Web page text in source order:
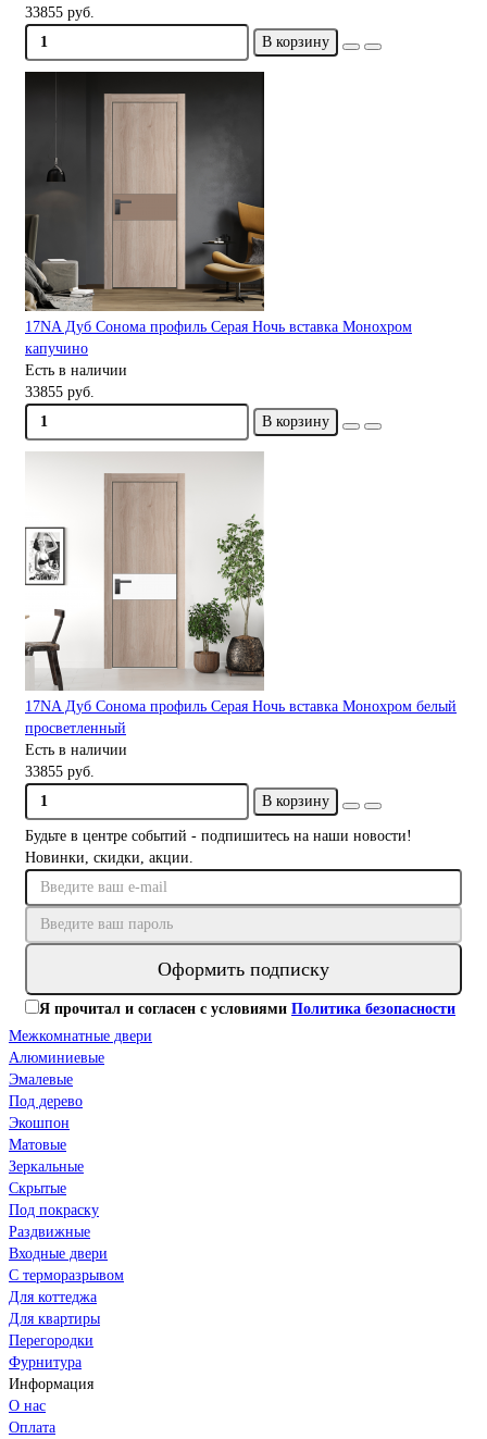
33855 руб.
В корзину
17NA Дуб Сонома профиль Серая Ночь вставка Монохром
капучино
Есть в наличии
33855 руб.
В корзину
17NA Дуб Сонома профиль Серая Ночь вставка Монохром белый
просветленный
Есть в наличии
33855 руб.
В корзину
Будьте в центре событий - подпишитесь на наши новости!
Новинки, скидки, акции.
Оформить подписку
Я прочитал и согласен с условиями Политика безопасности
Межкомнатные двери
Алюминиевые
Эмалевые
Под дерево
Экошпон
Матовые
Зеркальные
Скрытые
Под покраску
Раздвижные
Входные двери
С терморазрывом
Для коттеджа
Для квартиры
Перегородки
Фурнитура
Информация
О нас
Оплата